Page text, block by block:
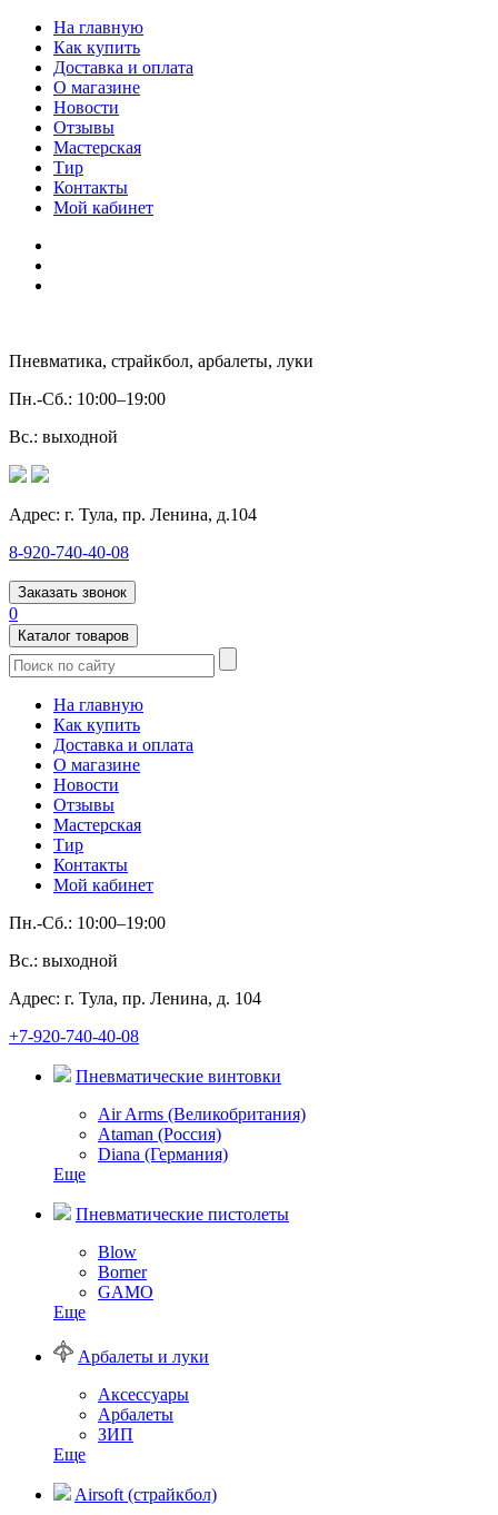
На главную
Как купить
Доставка и оплата
О магазине
Новости
Отзывы
Мастерская
Тир
Контакты
Мой кабинет
Пневматика, страйкбол, арбалеты, луки
Пн.-Сб.: 10:00–19:00
Вс.: выходной
Адрес: г. Тула, пр. Ленина, д.104
8-920-740-40-08
Заказать звонок
0
Каталог товаров
На главную
Как купить
Доставка и оплата
О магазине
Новости
Отзывы
Мастерская
Тир
Контакты
Мой кабинет
Пн.-Сб.: 10:00–19:00
Вс.: выходной
Адрес: г. Тула, пр. Ленина, д. 104
+7-920-740-40-08
Пневматические винтовки
Air Arms (Великобритания)
Ataman (Россия)
Diana (Германия)
Еще
Пневматические пистолеты
Blow
Borner
GAMO
Еще
Арбалеты и луки
Аксессуары
Арбалеты
ЗИП
Еще
Airsoft (страйкбол)